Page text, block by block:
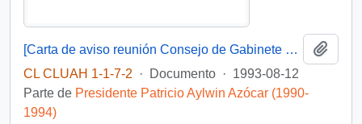
[Carta de aviso reunión Consejo de Gabinete y Acta de Gabinete 12-08-93]
CL CLUAH 1-1-7-2
· Documento · 1993-08-12
Parte de Presidente Patricio Aylwin Azócar (1990-
1994)